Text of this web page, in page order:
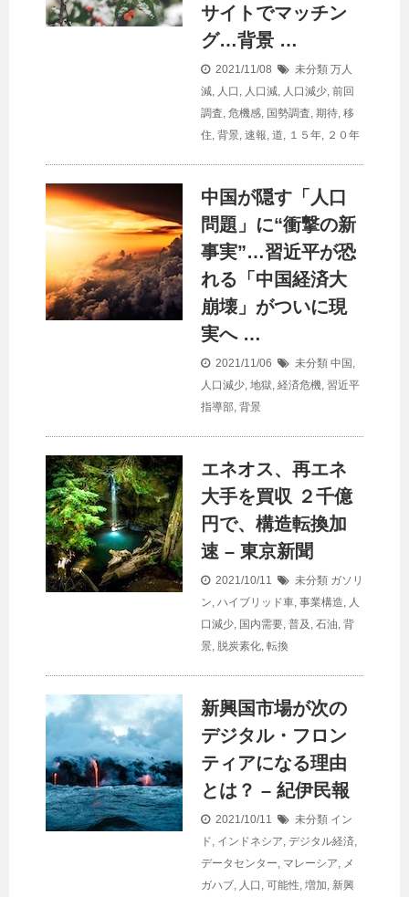
サイトでマッチン
グ…背景 …
2021/11/08 未分類 万人
減, 人口 , 人口減, 人口減少, 前回
調査, 危機感, 国勢調査, 期待, 移
住, 背景, 速報, 道, １５年, ２０年
中国が隠す「 人口
問題」に“衝撃の新
事実”…習近平が恐
れる「中国経済大
崩壊」がついに現
実へ …
2021/11/06 未分類 中国 ,
人口減少, 地獄, 経済危機, 習近平
指導部, 背景
エネオス、再エネ
大手を買収 ２千億
円で、構造転換加
速 – 東京新聞
2021/10/11 未分類 ガソリ
ン, ハイブリッド車, 事業構造, 人
口減少, 国内需要, 普及 , 石油, 背
景, 脱炭素化, 転換
新興国市場が次の
デジタル・フロン
ティアになる理由
とは？ – 紀伊民報
2021/10/11 未分類 イン
ド, インドネシア, デジタル経済,
データセンター, マレーシア, メ
ガハブ, 人口 , 可能性, 増加, 新興